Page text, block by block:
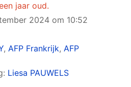
jaar oud.
2024 om 10:52
, AFP Frankrijk, AFP
Liesa PAUWELS